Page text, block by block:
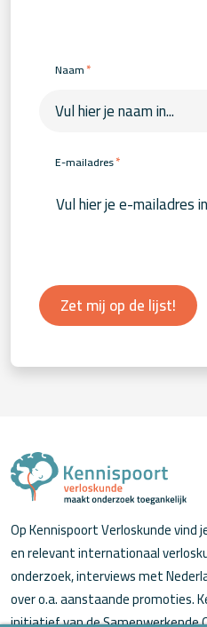
Naam*
E-mailadres*
Zet mij op de lijst!
Op Kennispoort Verloskunde
en relevant internationaal
onderzoek, interviews met
over o.a. aanstaande promoties.